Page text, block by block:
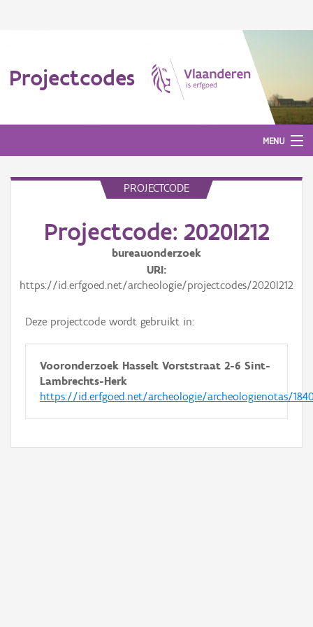
Projectcodes
MENU
PROJECTCODE
Projectcode: 2020I212
bureauonderzoek
URI
https://id.erfgoed.net/archeologie/projectcodes/2020I212
Deze projectcode wordt gebruikt in:
Vooronderzoek Hasselt Vorststraat 2-6 Sint-
Lambrechts-Herk
https://id.erfgoed.net/archeologie/archeologienotas/